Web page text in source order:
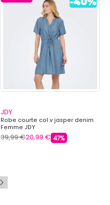
JDY
Robe courte col v jasper denim
Femme JDY
39,99 €20,99 € 47%